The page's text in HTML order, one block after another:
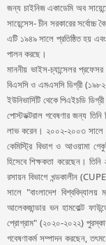
জন্য চাইনিজ একাডেমি অব
সায়েন্সেস- চীন সরকারের
এটি ১৯৪৯ সালে প্রতিষ্ঠিত হয়
পালন করছে।
মাননীয় ভাইস-চ্যান্সেলর
বিএসসি ও এমএসসি ডিগ্রী
ইউনিভার্সিটি থেকে পিএইচডি
পোস্টডক্টরাল গবেষণার জন্য
লাভ করেন। ২০০২-২০০৩ সালে
কেমিস্ট্রি বিভাগ ও আওয়ামা
হিসেবে শিক্ষকতা করেছেন।
রসায়ন বিভাগে খন্ডকালীন
সালে "বাংলাদেশ
আলেকজান্ডার ভন হামবোল্ট
প্রোগ্রাম" (২০২০-২০২২) পুরস্কার
গবেষণাকর্ম সম্পাদন করছেন,